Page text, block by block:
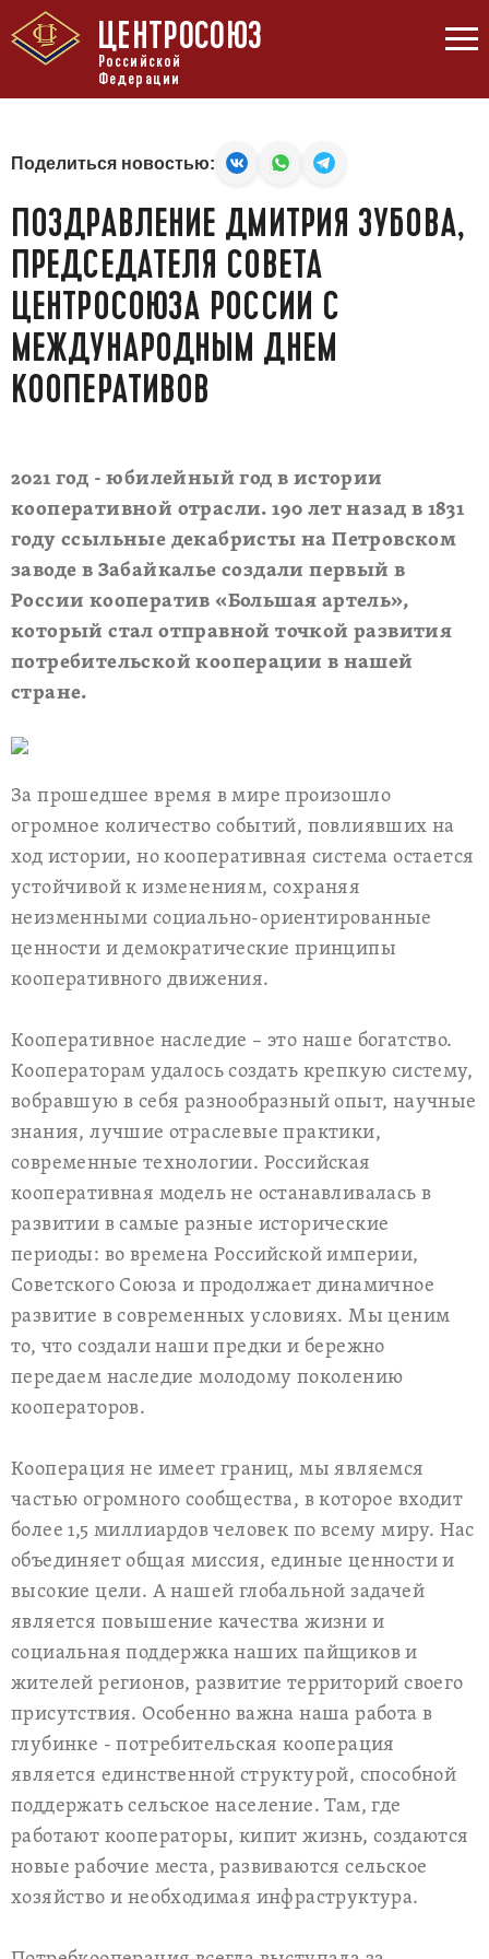
ЦЕНТРОСОЮЗ
Российской
Федерации
Поделиться новостью:
ПОЗДРАВЛЕНИЕ ДМИТРИЯ ЗУБОВА,
ПРЕДСЕДАТЕЛЯ СОВЕТА
ЦЕНТРОСОЮЗА РОССИИ С
МЕЖДУНАРОДНЫМ ДНЕМ
КООПЕРАТИВОВ
2021 год - юбилейный год в истории
кооперативной отрасли. 190 лет назад в 1831
году ссыльные декабристы на Петровском
заводе в Забайкалье создали первый в
России кооператив «Большая артель»,
который стал отправной точкой развития
потребительской кооперации в нашей
стране.
За прошедшее время в мире произошло
огромное количество событий, повлиявших на
ход истории, но кооперативная система остается
устойчивой к изменениям, сохраняя
неизменными социально-ориентированные
ценности и демократические принципы
кооперативного движения.
Кооперативное наследие – это наше богатство.
Кооператорам удалось создать крепкую систему,
вобравшую в себя разнообразный опыт, научные
знания, лучшие отраслевые практики,
современные технологии. Российская
кооперативная модель не останавливалась в
развитии в самые разные исторические
периоды: во времена Российской империи,
Советского Союза и продолжает динамичное
развитие в современных условиях. Мы ценим
то, что создали наши предки и бережно
передаем наследие молодому поколению
кооператоров.
Кооперация не имеет границ, мы являемся
частью огромного сообщества, в которое входит
более 1,5 миллиардов человек по всему миру. Нас
объединяет общая миссия, единые ценности и
высокие цели. А нашей глобальной задачей
является повышение качества жизни и
социальная поддержка наших пайщиков и
жителей регионов, развитие территорий своего
присутствия. Особенно важна наша работа в
глубинке - потребительская кооперация
является единственной структурой, способной
поддержать сельское население. Там, где
работают кооператоры, кипит жизнь, создаются
новые рабочие места, развиваются сельское
хозяйство и необходимая инфраструктура.